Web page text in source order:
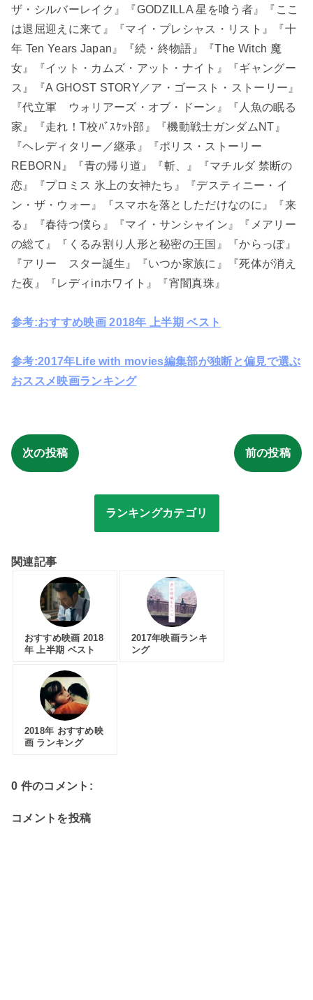
ザ・シルバーレイク』『GODZILLA 星を喰う者』『ここ
は退屈迎えに来て』『マイ・プレシャス・リスト』『十
年 Ten Years Japan』『続・終物語』『The Witch 魔
女』『イット・カムズ・アット・ナイト』『ギャングー
ス』『A GHOST STORY／ア・ゴースト・ストーリー』
『代立軍 ウォリアーズ・オブ・ドーン』『人魚の眠る
家』『走れ！T校ﾊﾞｽｹｯﾄ部』『機動戦士ガンダムNT』
『ヘレディタリー／継承』『ポリス・ストーリー
REBORN』『青の帰り道』『斬、』『マチルダ 禁断の
恋』『プロミス 氷上の女神たち』『デスティニー・イ
ン・ザ・ウォー』『スマホを落としただけなのに』『来
る』『春待つ僕ら』『マイ・サンシャイン』『メアリー
の総て』『くるみ割り人形と秘密の王国』『からっぽ』
『アリー スター誕生』『いつか家族に』『死体が消え
た夜』『レディinホワイト』『宵闇真珠』
参考:おすすめ映画 2018年 上半期 ベスト
参考:2017年Life with movies編集部が独断と偏見で選ぶ
おススメ映画ランキング
次の投稿 前の投稿
ランキングカテゴリ
関連記事
おすすめ映画 2018
年 上半期 ベスト
2017年映画ランキ
ング
2018年 おすすめ映
画 ランキング
0 件のコメント:
コメントを投稿